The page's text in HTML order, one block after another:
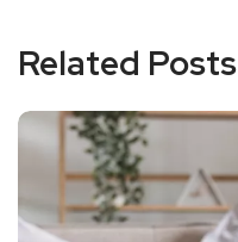
Related Posts